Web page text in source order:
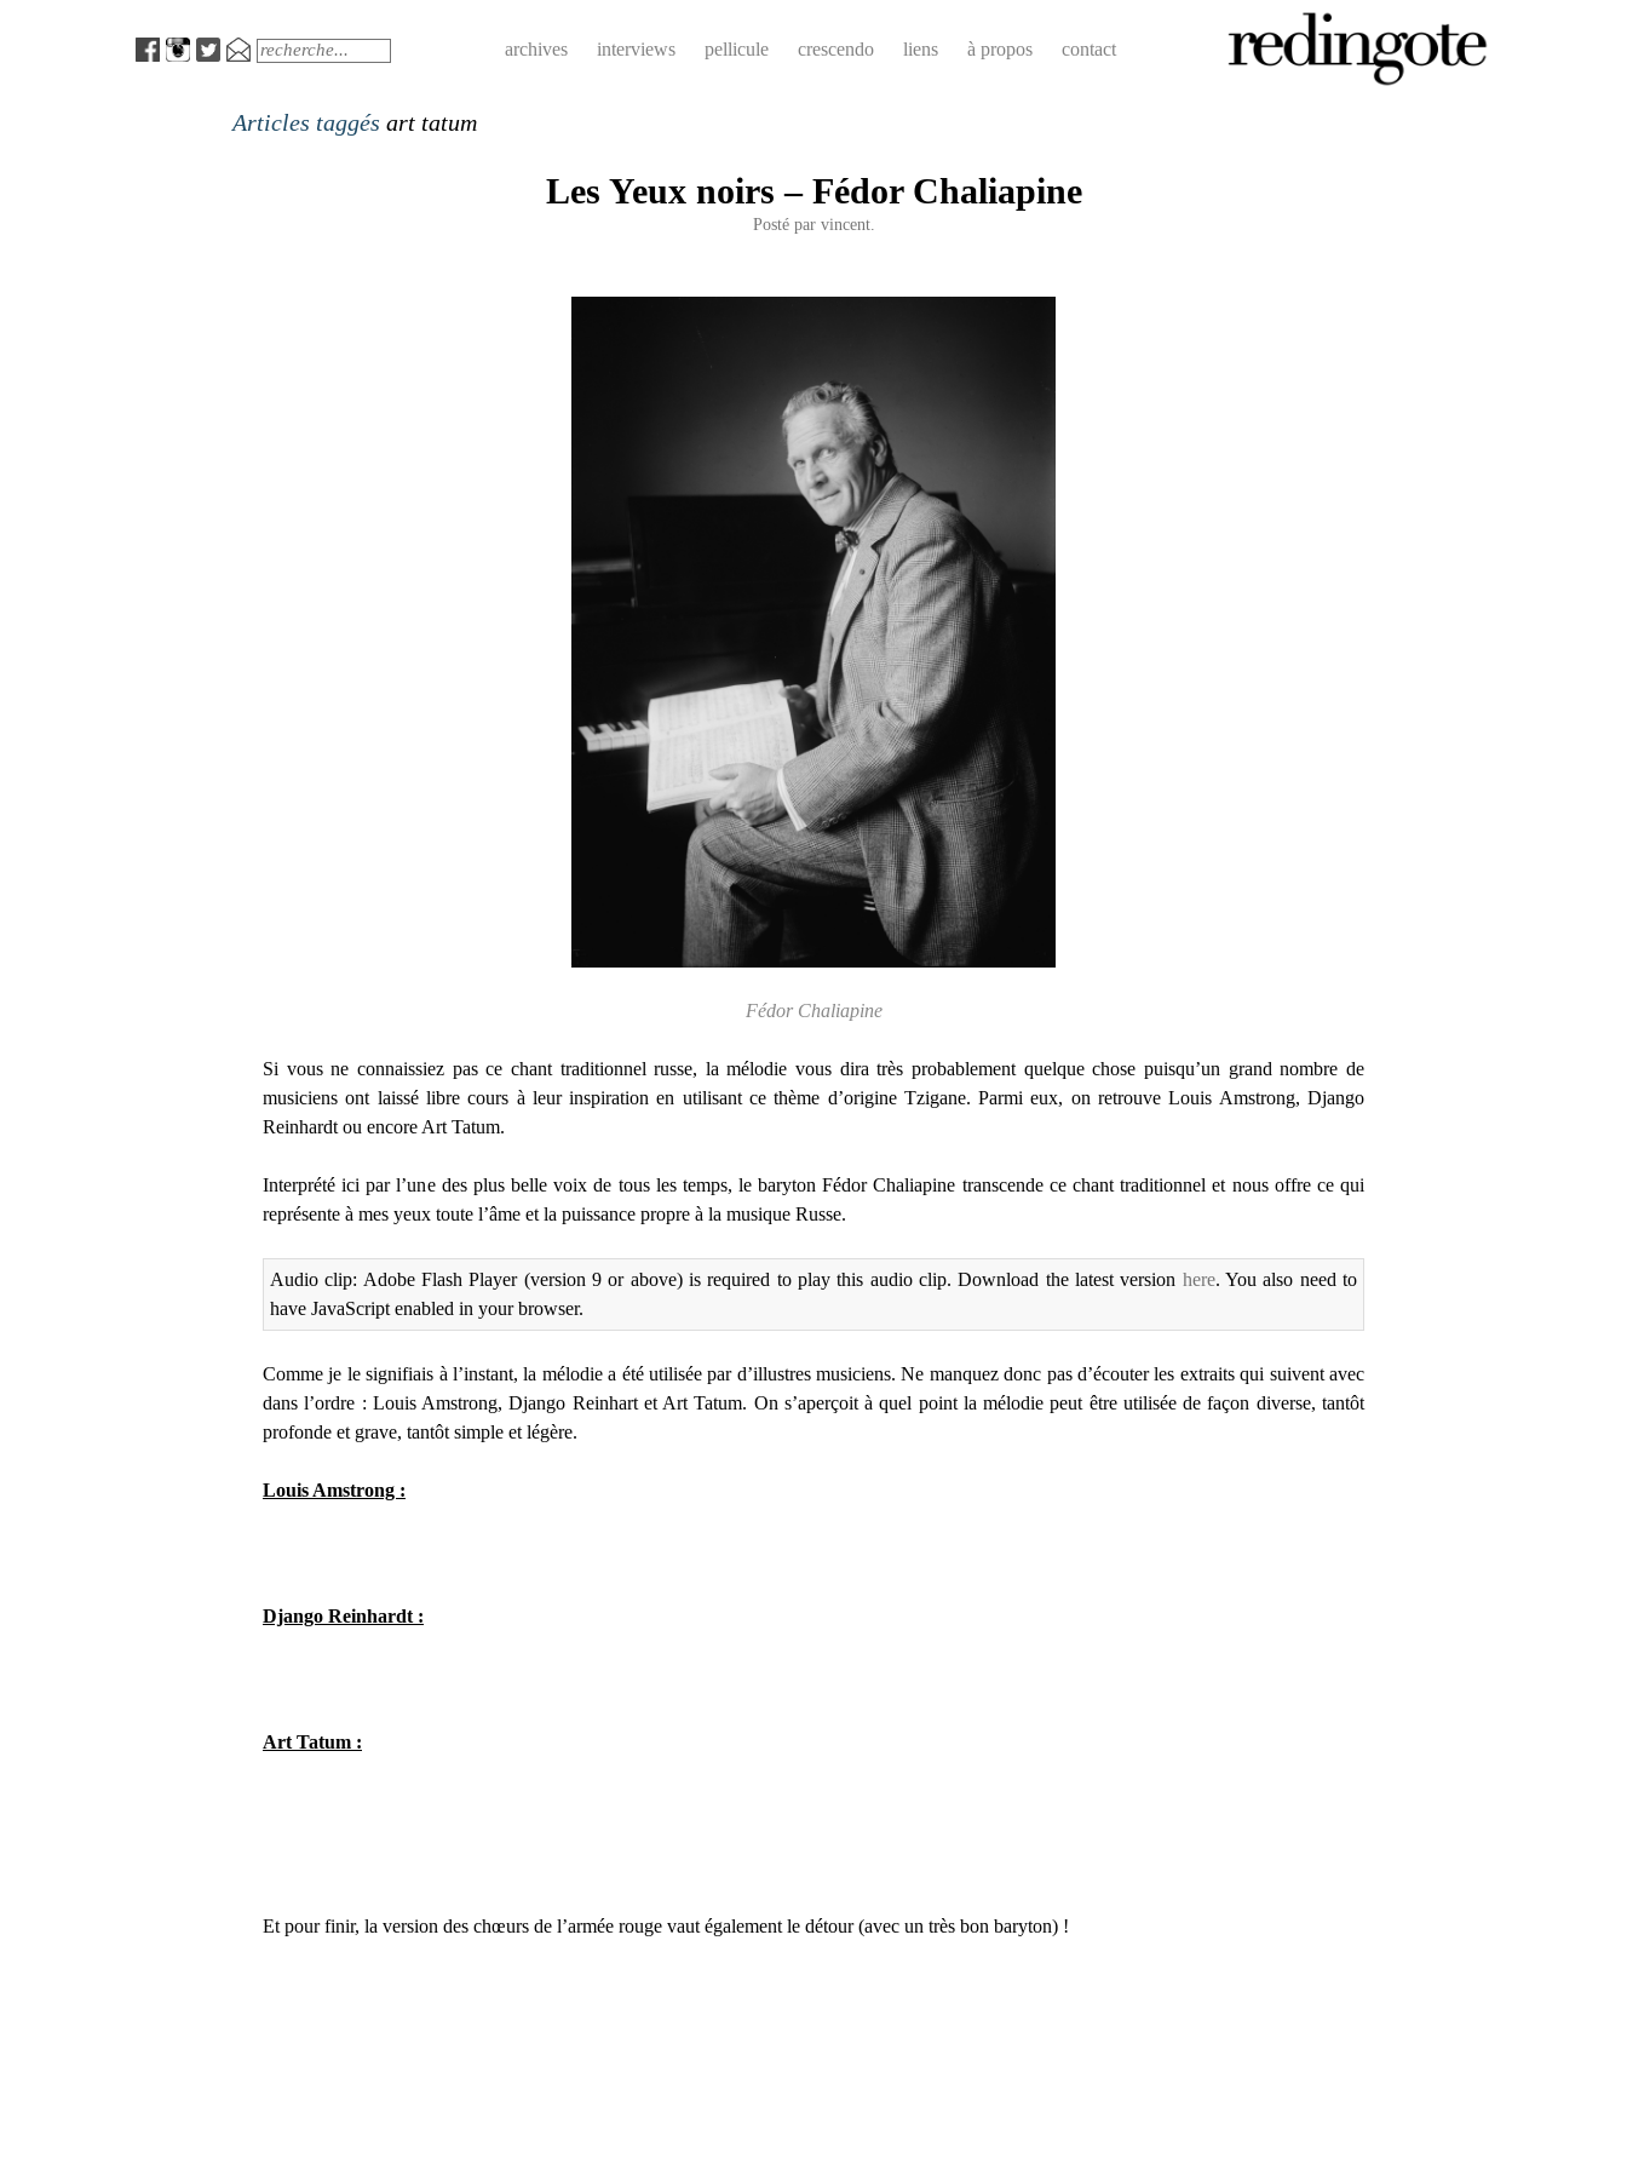
MenuSearch archives interviews pellicule crescendo liens à propos contact
Articles taggés art tatum
Les Yeux noirs – Fédor Chaliapine
Posté par vincent.
Fédor Chaliapine
Si vous ne connaissiez pas ce chant traditionnel russe, la mélodie vous dira très probablement quelque chose puisqu’un grand nombre de
musiciens ont laissé libre cours à leur inspiration en utilisant ce thème d’origine Tzigane. Parmi eux, on retrouve Louis Amstrong, Django
Reinhardt ou encore Art Tatum.
Interprété ici par l’une des plus belle voix de tous les temps, le baryton Fédor Chaliapine transcende ce chant traditionnel et nous offre ce qui
représente à mes yeux toute l’âme et la puissance propre à la musique Russe.
Audio clip: Adobe Flash Player (version 9 or above) is required to play this audio clip. Download the latest version here. You also need to
have JavaScript enabled in your browser.
Comme je le signifiais à l’instant, la mélodie a été utilisée par d’illustres musiciens. Ne manquez donc pas d’écouter les extraits qui suivent avec
dans l’ordre : Louis Amstrong, Django Reinhart et Art Tatum. On s’aperçoit à quel point la mélodie peut être utilisée de façon diverse, tantôt
profonde et grave, tantôt simple et légère.
Louis Amstrong :
Django Reinhardt :
Art Tatum :
Et pour finir, la version des chœurs de l’armée rouge vaut également le détour (avec un très bon baryton) !